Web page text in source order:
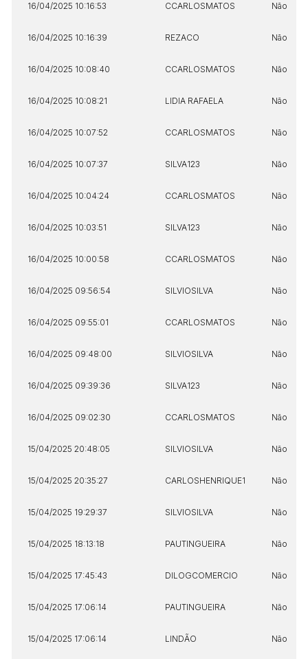
16/04/2025 10:16:53 CCARLOSMATOS Não
16/04/2025 10:16:39 REZACO Não
16/04/2025 10:08:40 CCARLOSMATOS Não
16/04/2025 10:08:21 LIDIA RAFAELA Não
16/04/2025 10:07:52 CCARLOSMATOS Não
16/04/2025 10:07:37 SILVA123 Não
16/04/2025 10:04:24 CCARLOSMATOS Não
16/04/2025 10:03:51 SILVA123 Não
16/04/2025 10:00:58 CCARLOSMATOS Não
16/04/2025 09:56:54 SILVIOSILVA Não
16/04/2025 09:55:01 CCARLOSMATOS Não
16/04/2025 09:48:00 SILVIOSILVA Não
16/04/2025 09:39:36 SILVA123 Não
16/04/2025 09:02:30 CCARLOSMATOS Não
15/04/2025 20:48:05 SILVIOSILVA Não
15/04/2025 20:35:27 CARLOSHENRIQUE1 Não
15/04/2025 19:29:37 SILVIOSILVA Não
15/04/2025 18:13:18 PAUTINGUEIRA Não
15/04/2025 17:45:43 DILOGCOMERCIO Não
15/04/2025 17:06:14 PAUTINGUEIRA Não
15/04/2025 17:06:14 LINDÃO Não